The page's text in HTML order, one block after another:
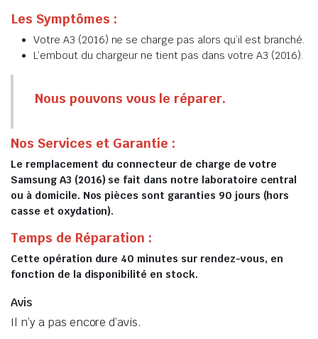
Les Symptômes :
Votre A3 (2016) ne se charge pas alors qu’il est branché.
L’embout du chargeur ne tient pas dans votre A3 (2016).
Nous pouvons vous le réparer.
Nos Services et Garantie :
Le remplacement du connecteur de charge de votre
Samsung A3 (2016) se fait dans notre laboratoire central
ou à domicile. Nos pièces sont garanties 90 jours (hors
casse et oxydation).
Temps de Réparation :
Cette opération dure 40 minutes sur rendez-vous, en
fonction de la disponibilité en stock.
Avis
Il n’y a pas encore d’avis.